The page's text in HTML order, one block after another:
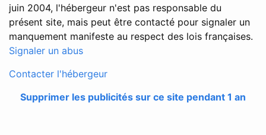
juin 2004, l'hébergeur n'est pas responsable du
présent site, mais peut être contacté pour signaler un
manquement manifeste au respect des lois françaises.
Signaler un abus
Contacter l'hébergeur
Supprimer les publicités sur ce site pendant 1 an